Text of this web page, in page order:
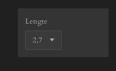
Lengte